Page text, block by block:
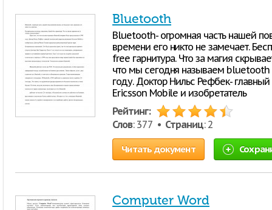
Bluetooth
Вluetooth- огромная часть нашей
времени его никто не замечает.
free гарнитура. Что за магия
что мы сегодня называем
году. Доктор Нильс Рефбек-
Ericsson Mobile и изобретатель
Рейтинг:
Слов: 377 • Страниц: 2
Читать документ
Computer Word